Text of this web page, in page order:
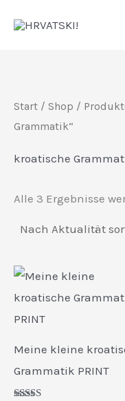
Inhalt
Start / Shop /
Grammatik“
kroatische
Alle 3 Ergebnisse
Meine kleine
Grammatik PRINT